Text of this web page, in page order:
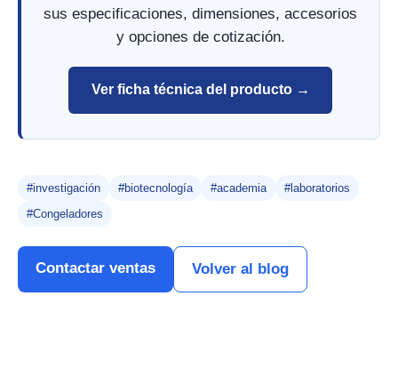
sus especificaciones, dimensiones, accesorios
y opciones de cotización.
Ver ficha técnica del producto →
#investigación #biotecnología #academia
#laboratorios
#Congeladores
Contactar ventas Volver al blog